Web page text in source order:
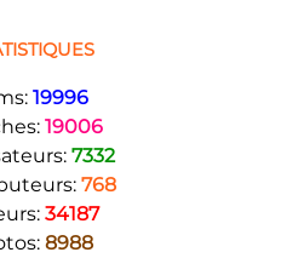
19996
19006
7332
768
34187
8988